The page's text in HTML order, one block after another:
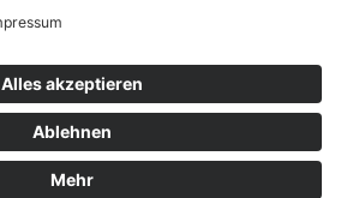
findest uns auf Facebook
|Sitemap